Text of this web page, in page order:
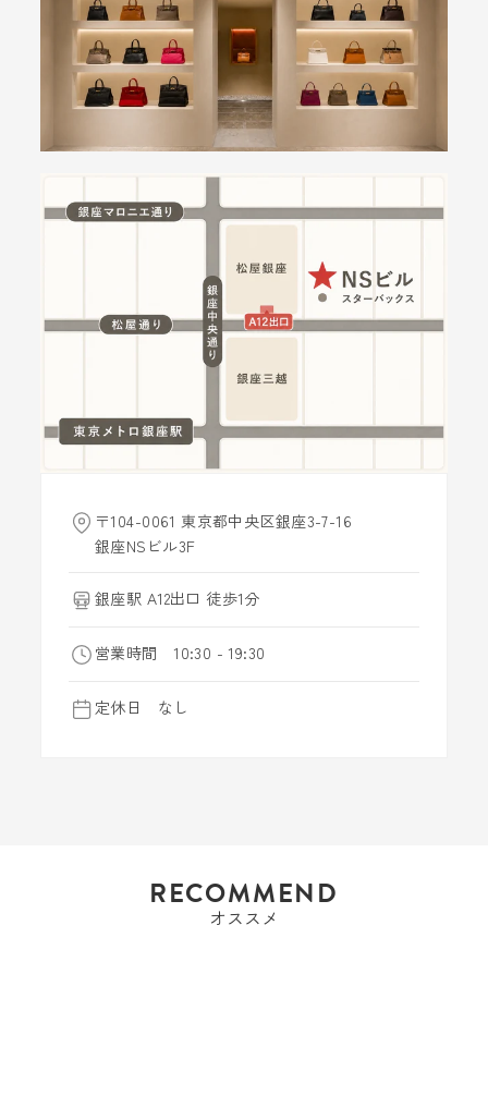
〒104-0061 東京都中央区銀座3-7-16
銀座NSビル3F
銀座駅 A12出口 徒歩1分
営業時間 10:30 - 19:30
定休日 なし
RECOMMEND
オススメ